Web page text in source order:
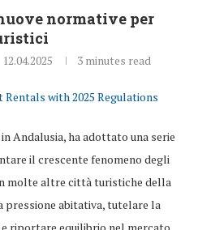
normative per
12.04.2025 3 minutes read
in Andalusia, ha adottato una serie
il crescente fenomeno degli
molte altre città turistiche della
pressione abitativa, tutelare la